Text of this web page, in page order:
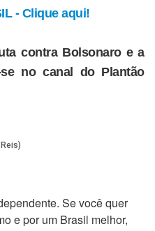
- Clique aqui!
contra Bolsonaro e a
no canal do Plantão
Se você quer
e por um Brasil melhor,